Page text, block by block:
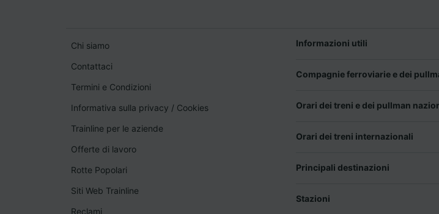
Chi siamo
Contattaci
Termini e Condizioni
Informativa sulla privacy / Cookies
Trainline per le aziende
Offerte di lavoro
Rotte Popolari
Siti Web Trainline
Reclami
Informazioni utili
Compagnie ferroviarie e dei
Orari dei treni e dei pullman
Orari dei treni internazionali
Principali destinazioni
Stazioni